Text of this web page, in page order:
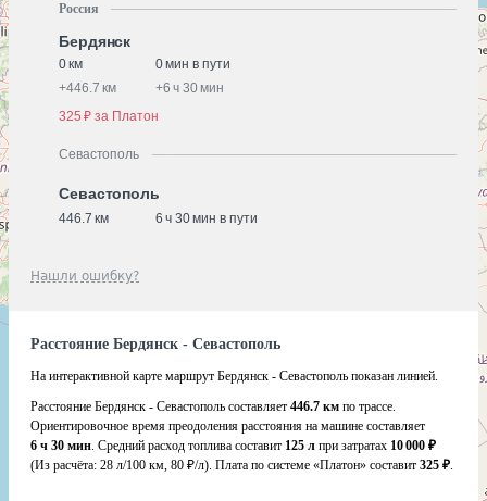
Россия
Бердянск
0 км
0 мин в пути
+446.7 км +6 ч 30 мин
325 ₽ за Платон
Севастополь
Севастополь
446.7 км 6 ч 30 мин в пути
Нашли ошибку?
Расстояние Бердянск - Севастополь
На интерактивной карте маршрут Бердянск - Севастополь показан линией.
Расстояние Бердянск - Севастополь составляет 446.7 км по трассе.
Ориентировочное время преодоления расстояния на машине составляет
6 ч 30 мин. Средний расход топлива составит 125 л при затратах 10 000 ₽
(Из расчёта: 28 л/100 км, 80 ₽/л). Плата по системе «Платон» составит 325 ₽.